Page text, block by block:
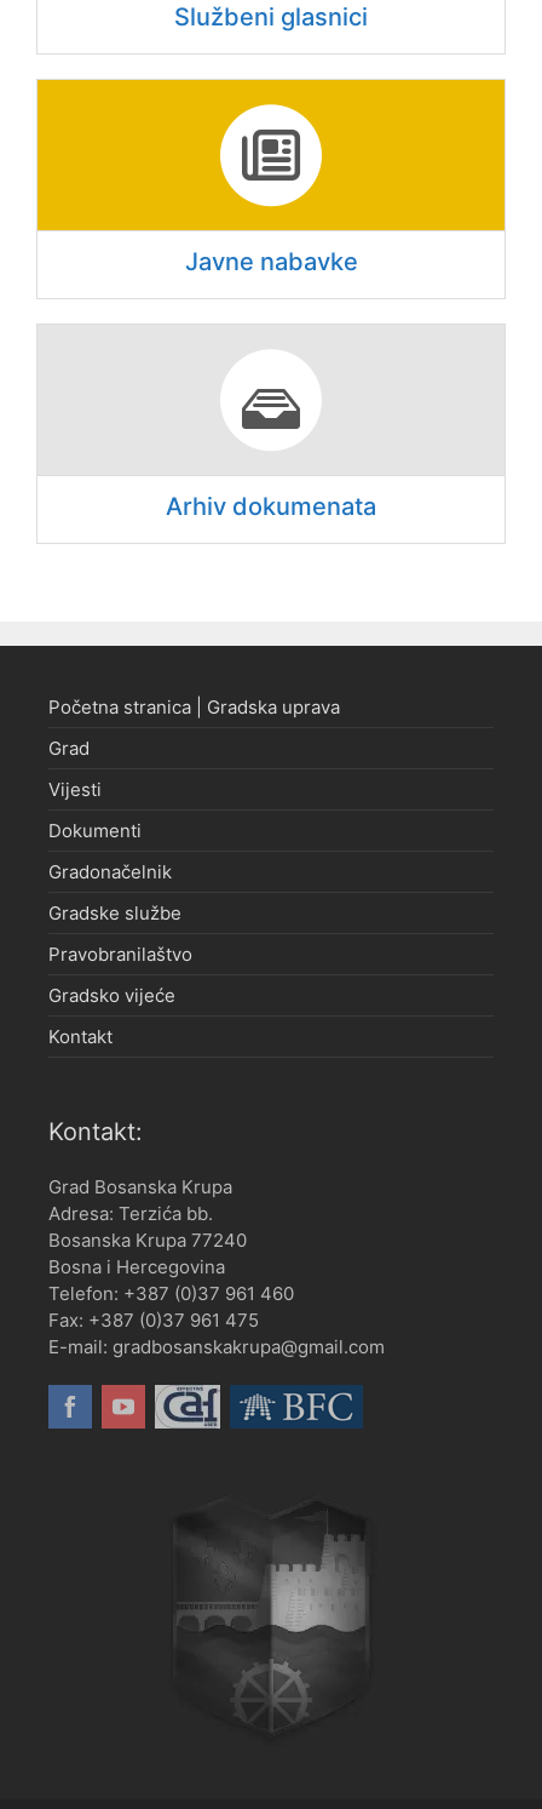
Službeni glasnici
Javne nabavke
Arhiv dokumenata
Početna stranica | Gradska uprava
Grad
Vijesti
Dokumenti
Gradonačelnik
Gradske službe
Pravobranilaštvo
Gradsko vijeće
Kontakt
Kontakt:
Grad Bosanska Krupa
Adresa: Terzića bb.
Bosanska Krupa 77240
Bosna i Hercegovina
Telefon: +387 (0)37 961 460
Fax: +387 (0)37 961 475
E-mail: gradbosanskakrupa@gmail.com